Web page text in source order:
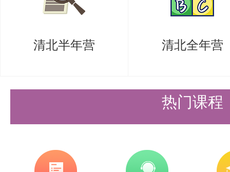
护理六年分数线仅在310-330 分
分 330 分、最低分 310 分，六年
“低位震荡、无大幅冲高” 的走势
清北半年营 清北全年营
热门课程